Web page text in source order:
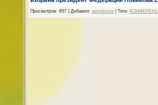
Просмотров: 657 | Добавил: petrolovna Теги: